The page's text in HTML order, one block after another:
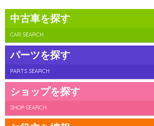
中古車を探す
CAR SEARCH
パーツを探す
PARTS SEARCH
ショップを探す
SHOP SEARCH